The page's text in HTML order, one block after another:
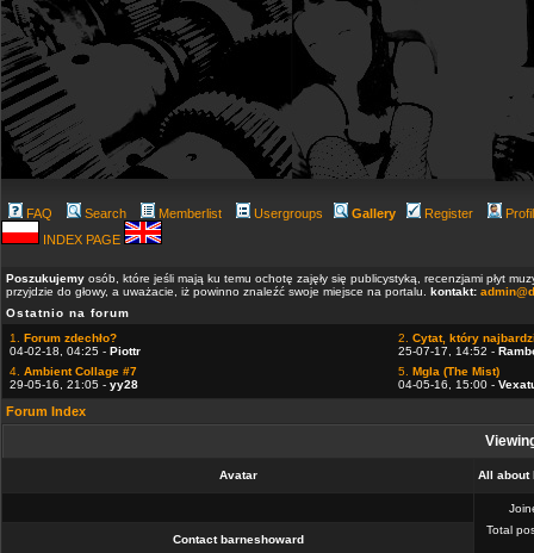
FAQ Search Memberlist Usergroups Gallery Register
INDEX PAGE
Poszukujemy osób, które jeśli mają ku temu ochotę zajęły się publicystyką, recenzjami płyt
przyjdzie do głowy, a uważacie, iż powinno znaleźć swoje miejsce na portalu. kontakt:
Ostatnio na forum
1. Forum zdechło?
04-02-18, 04:25 - Piottr
2. Cytat, który
25-07-17, 14:52 -
4. Ambient Collage #7
29-05-16, 21:05 - yy28
5. Mgla (The Mist)
04-05-16, 15:00 -
Forum Index
Avatar All about
Total
Contact barneshoward